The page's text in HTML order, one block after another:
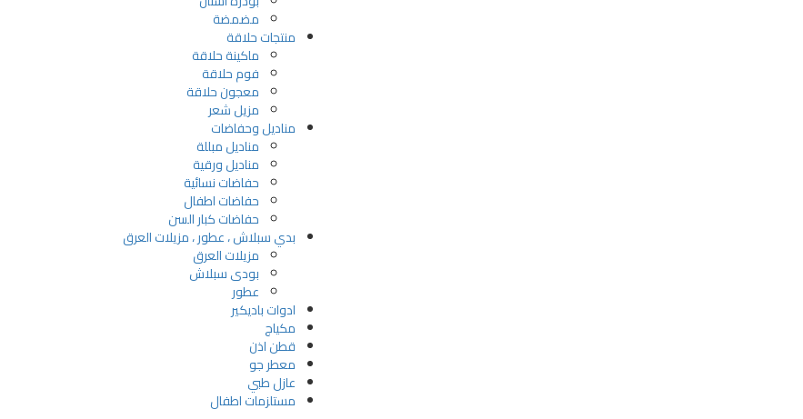
مضمضة
منتجات حلاقة
ماكينة حلاقة
فوم حلاقة
معجون حلاقة
مزيل شعر
مناديل وحفاضات
مناديل مبللة
مناديل ورقية
حفاضات نسائية
حفاضات اطفال
حفاضات كبار السن
بدي سبلاش ، عطور ، مزيلات العرق
مزيلات العرق
بودى سبلاش
عطور
ادوات باديكير
مكياج
قطن اذن
معطر جو
عازل طبي
مستلزمات اطفال